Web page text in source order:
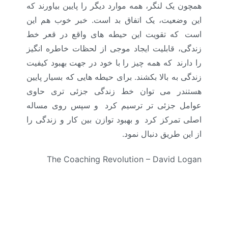
همچون یک لنگر، همه موارد دیگر را پایین بیاورند که
این وضعیت، یک اتفاق بد است. خبر خوب هم این
است
که تقویت این حیطه های واقع در قعر خط
زندگی، قابلیت ایجاد موجی از لحظات خاطره انگیز
را دارند که همه چیز را با خود در جهت بهبود کیفیت
زندگی به بالا بکشند. برای حیطه هایی که بسیار پایین
هستندر می توان خط زندگی جزئی تری حاوی
عوامل جزئی تر ترسیم کرد
و سپس روی مساله
اصلی تمرکز کرد و بهبود توازن بین کار و زندگی را
از این طریق دنبال نمود.
The Coaching Revolution – David Logan